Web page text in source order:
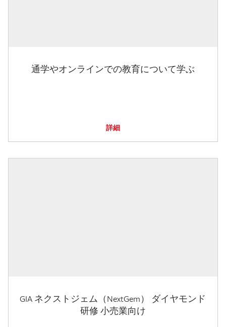
通学やオンラインでの教育について学ぶ
詳細
GIA ネクストジェム（NextGem） ダイヤモンド
研修 小売業向け